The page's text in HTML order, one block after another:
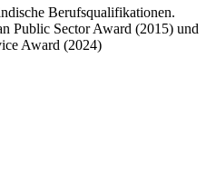
Berufsqualifikationen.
Public Sector Award (2015) und
Award (2024)